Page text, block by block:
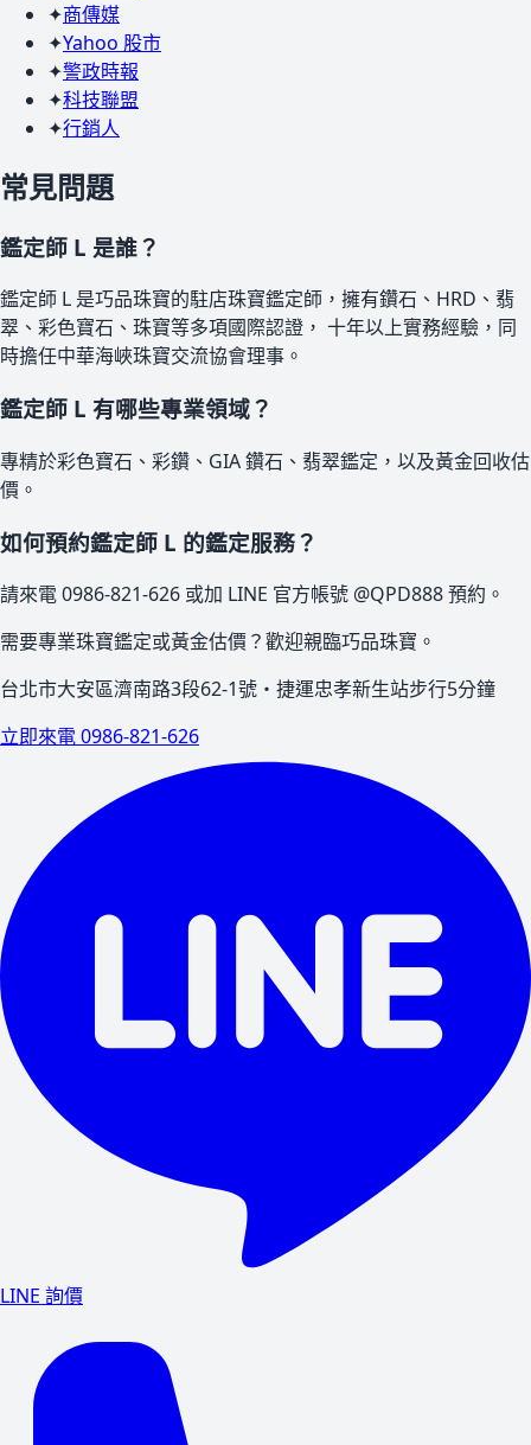
✦商傳媒
✦Yahoo 股市
✦警政時報
✦科技聯盟
✦行銷人
常見問題
鑑定師 L 是誰？
鑑定師 L 是巧品珠寶的駐店珠寶鑑定師，擁有鑽石、HRD、翡
翠、彩色寶石、珠寶等多項國際認證， 十年以上實務經驗，同
時擔任中華海峽珠寶交流協會理事。
鑑定師 L 有哪些專業領域？
專精於彩色寶石、彩鑽、GIA 鑽石、翡翠鑑定，以及黃金回收估
價。
如何預約鑑定師 L 的鑑定服務？
請來電 0986-821-626 或加 LINE 官方帳號 @QPD888 預約。
需要專業珠寶鑑定或黃金估價？歡迎親臨巧品珠寶。
台北市大安區濟南路3段62-1號・捷運忠孝新生站步行5分鐘
立即來電 0986-821-626
LINE 詢價